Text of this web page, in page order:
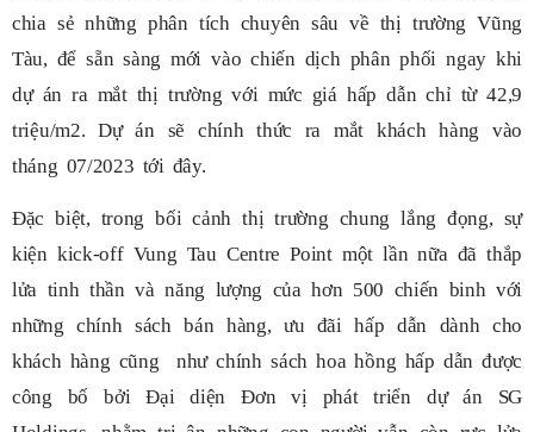
chia sẻ những phân tích chuyên sâu về thị trường Vũng
Tàu, để sẵn sàng mới vào chiến dịch phân phối ngay khi
dự án ra mắt thị trường với mức giá hấp dẫn chỉ từ 42,9
triệu/m2. Dự án sẽ chính thức ra mắt khách hàng vào
tháng 07/2023 tới đây.
Đặc biệt, trong bối cảnh thị trường chung lắng đọng, sự
kiện kick-off Vung Tau Centre Point một lần nữa đã thắp
lửa tinh thần và năng lượng của hơn 500 chiến binh với
những chính sách bán hàng, ưu đãi hấp dẫn dành cho
khách hàng cũng như chính sách hoa hồng hấp dẫn được
công bố bởi Đại diện Đơn vị phát triển dự án SG